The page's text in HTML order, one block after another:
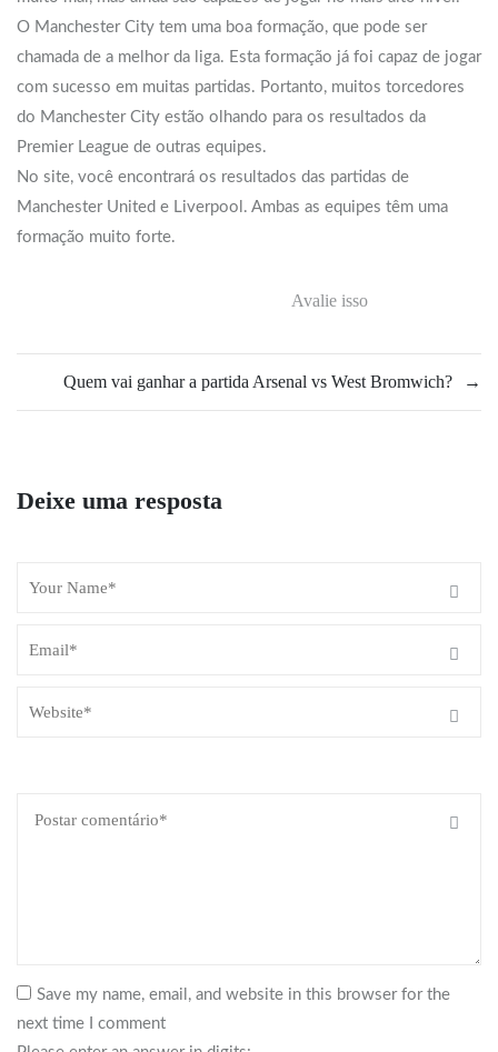
O Manchester City tem uma boa formação, que pode ser
chamada de a melhor da liga. Esta formação já foi capaz de jogar
com sucesso em muitas partidas. Portanto, muitos torcedores
do Manchester City estão olhando para os resultados da
Premier League de outras equipes.
No site, você encontrará os resultados das partidas de
Manchester United e Liverpool. Ambas as equipes têm uma
formação muito forte.
Avalie isso
→
Quem vai ganhar a partida Arsenal vs West Bromwich?
Deixe uma resposta
Save my name, email, and website in this browser for the
next time I comment